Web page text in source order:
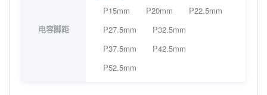
电容脚距
P15mm
P20mm
P22.5mm
P27.5mm
P32.5mm
P37.5mm
P42.5mm
P52.5mm